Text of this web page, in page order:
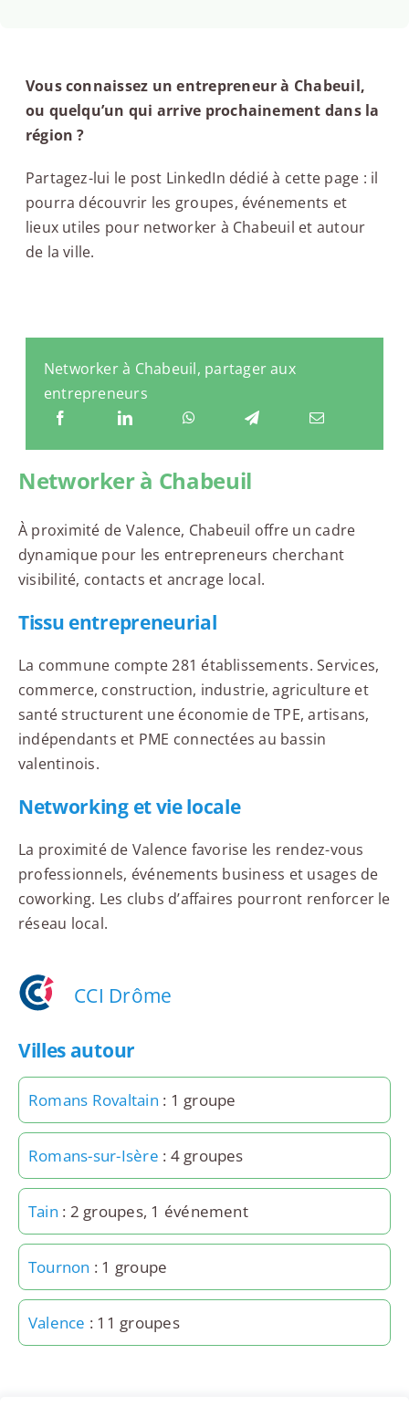
Vous connaissez un entrepreneur à Chabeuil,
ou quelqu’un qui arrive prochainement dans la
région ?
Partagez-lui le post LinkedIn dédié à cette page : il
pourra découvrir les groupes, événements et
lieux utiles pour networker à Chabeuil et autour
de la ville.
Networker à Chabeuil, partager aux
entrepreneurs
Networker à Chabeuil
À proximité de Valence, Chabeuil offre un cadre
dynamique pour les entrepreneurs cherchant
visibilité, contacts et ancrage local.
Tissu entrepreneurial
La commune compte 281 établissements. Services,
commerce, construction, industrie, agriculture et
santé structurent une économie de TPE, artisans,
indépendants et PME connectées au bassin
valentinois.
Networking et vie locale
La proximité de Valence favorise les rendez-vous
professionnels, événements business et usages de
coworking. Les clubs d’affaires pourront renforcer le
réseau local.
CCI Drôme
Villes autour
Romans Rovaltain : 1 groupe
Romans-sur-Isère : 4 groupes
Tain : 2 groupes, 1 événement
Tournon : 1 groupe
Valence : 11 groupes